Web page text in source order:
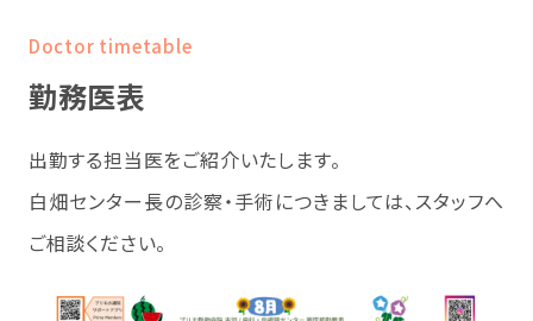
Doctor timetable
勤務医表
出勤する担当医をご紹介いたします。
白畑センター長の診察・手術につきましては、スタッフへ
ご相談ください。